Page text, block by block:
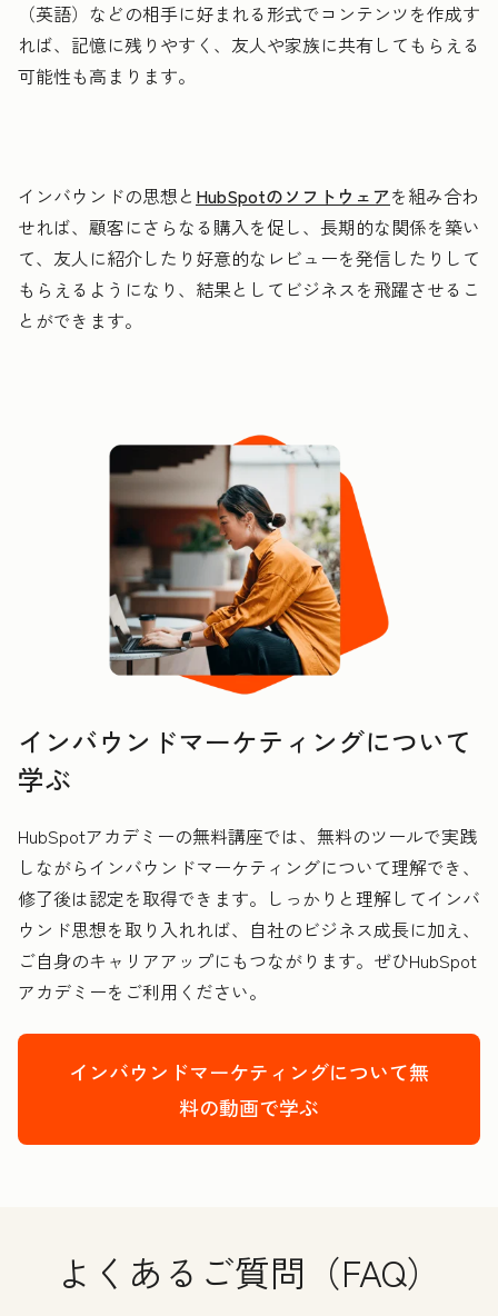
（英語）などの相手に好まれる形式でコンテンツを作成す
れば、記憶に残りやすく、友人や家族に共有してもらえる
可能性も高まります。
インバウンドの思想と HubSpotのソフトウェアを組み合わ
せれば、顧客にさらなる購入を促し、長期的な関係を築い
て、友人に紹介したり好意的なレビューを発信したりして
もらえるようになり、結果としてビジネスを飛躍させるこ
とができます。
インバウンドマーケティングについて
学ぶ
HubSpotアカデミーの無料講座では、無料のツールで実践
しながらインバウンドマーケティングについて理解でき、
修了後は認定を取得できます。しっかりと理解してインバ
ウンド思想を取り入れれば、自社のビジネス成長に加え、
ご自身のキャリアアップにもつながります。ぜひHubSpot
アカデミーをご利用ください。
インバウンドマーケティングについて無
料の動画で学ぶ
よくあるご質問（FAQ）